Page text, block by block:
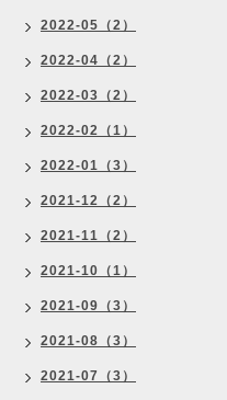
2022-05（2）
2022-04（2）
2022-03（2）
2022-02（1）
2022-01（3）
2021-12（2）
2021-11（2）
2021-10（1）
2021-09（3）
2021-08（3）
2021-07（3）